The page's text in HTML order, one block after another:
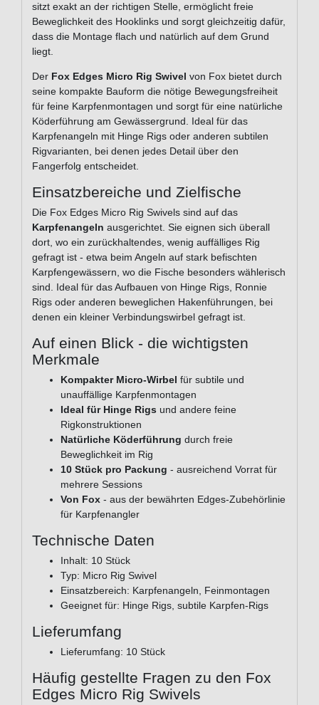
sitzt exakt an der richtigen Stelle, ermöglicht freie
Beweglichkeit des Hooklinks und sorgt gleichzeitig dafür,
dass die Montage flach und natürlich auf dem Grund
liegt.
Der Fox Edges Micro Rig Swivel von Fox bietet durch
seine kompakte Bauform die nötige Bewegungsfreiheit
für feine Karpfenmontagen und sorgt für eine natürliche
Köderführung am Gewässergrund. Ideal für das
Karpfenangeln mit Hinge Rigs oder anderen subtilen
Rigvarianten, bei denen jedes Detail über den
Fangerfolg entscheidet.
Einsatzbereiche und Zielfische
Die Fox Edges Micro Rig Swivels sind auf das
Karpfenangeln ausgerichtet. Sie eignen sich überall
dort, wo ein zurückhaltendes, wenig auffälliges Rig
gefragt ist - etwa beim Angeln auf stark befischten
Karpfengewässern, wo die Fische besonders wählerisch
sind. Ideal für das Aufbauen von Hinge Rigs, Ronnie
Rigs oder anderen beweglichen Hakenführungen, bei
denen ein kleiner Verbindungswirbel gefragt ist.
Auf einen Blick - die wichtigsten
Merkmale
Kompakter Micro-Wirbel für subtile und
unauffällige Karpfenmontagen
Ideal für Hinge Rigs und andere feine
Rigkonstruktionen
Natürliche Köderführung durch freie
Beweglichkeit im Rig
10 Stück pro Packung - ausreichend Vorrat für
mehrere Sessions
Von Fox - aus der bewährten Edges-Zubehörlinie
für Karpfenangler
Technische Daten
Inhalt: 10 Stück
Typ: Micro Rig Swivel
Einsatzbereich: Karpfenangeln, Feinmontagen
Geeignet für: Hinge Rigs, subtile Karpfen-Rigs
Lieferumfang
Lieferumfang: 10 Stück
Häufig gestellte Fragen zu den Fox
Edges Micro Rig Swivels